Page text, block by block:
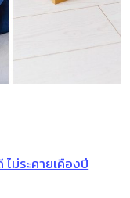
ม่ระคายเคืองปี